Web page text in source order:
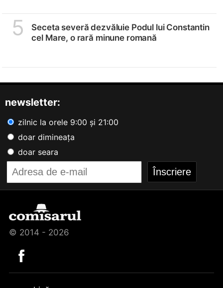
5
Seceta severă dezvăluie Podul lui Constantin
cel Mare, o rară minune romană
newsletter:
zilnic la orele 9:00 și 21:00
doar dimineața
doar seara
© 2014 - 2026